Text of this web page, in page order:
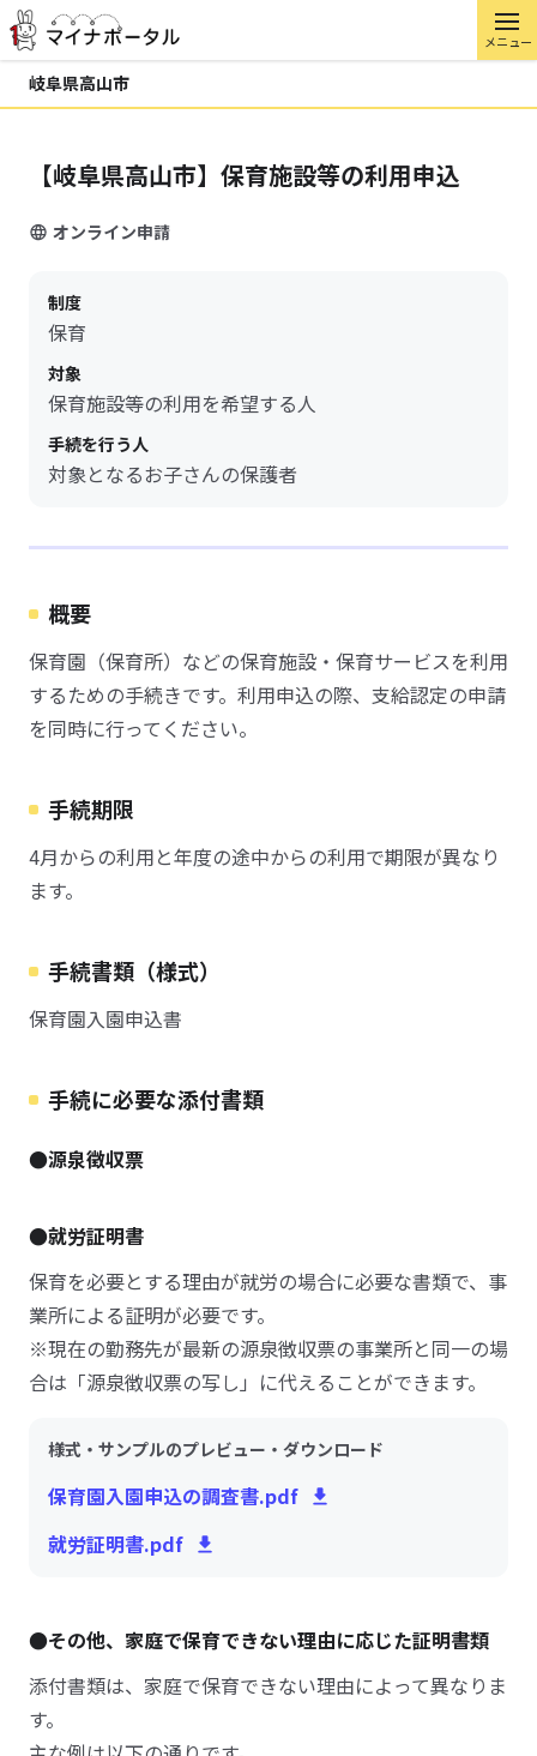
メニュー
岐阜県高山市
【岐阜県高山市】保育施設等の利用申込
オンライン申請
制度
保育
対象
保育施設等の利用を希望する人
手続を行う人
対象となるお子さんの保護者
概要
保育園（保育所）などの保育施設・保育サービスを利用
するための手続きです。利用申込の際、支給認定の申請
を同時に行ってください。
手続期限
4月からの利用と年度の途中からの利用で期限が異なり
ます。
手続書類（様式）
保育園入園申込書
手続に必要な添付書類
●源泉徴収票
●就労証明書
保育を必要とする理由が就労の場合に必要な書類で、事
業所による証明が必要です。
※現在の勤務先が最新の源泉徴収票の事業所と同一の場
合は「源泉徴収票の写し」に代えることができます。
様式・サンプルのプレビュー・ダウンロード
保育園入園申込の調査書.pdf
就労証明書.pdf
●その他、家庭で保育できない理由に応じた証明書類
添付書類は、家庭で保育できない理由によって異なりま
す。